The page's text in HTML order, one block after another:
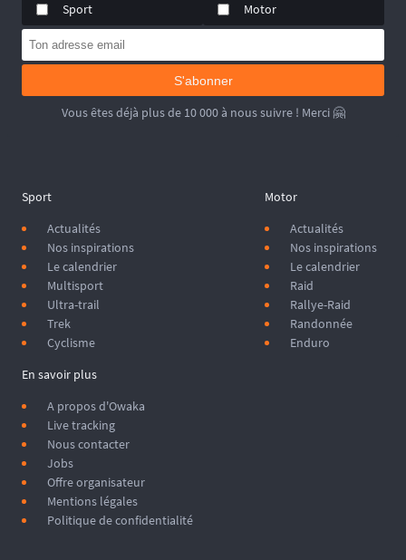
Sport
Motor
S'abonner
Vous êtes déjà plus de 10 000 à nous suivre ! Merci 🤗
Sport
Actualités
Nos inspirations
Le calendrier
Multisport
Ultra-trail
Trek
Cyclisme
Motor
Actualités
Nos inspirations
Le calendrier
Raid
Rallye-Raid
Randonnée
Enduro
En savoir plus
A propos d'Owaka
Live tracking
Nous contacter
Jobs
Offre organisateur
Mentions légales
Politique de confidentialité